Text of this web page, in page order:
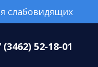
слабовидящих
(3462) 52-18-01